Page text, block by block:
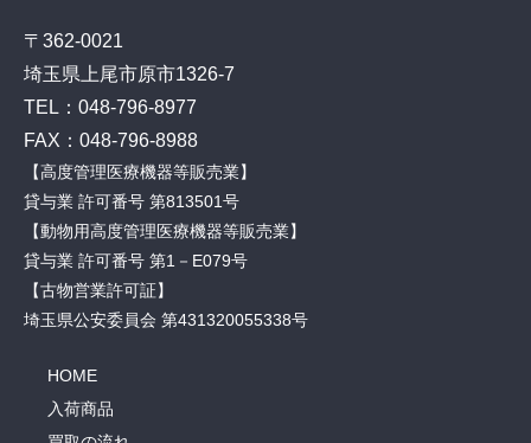
〒362-0021
埼玉県上尾市原市1326-7
TEL： 048-796-8977
FAX：048-796-8988
【高度管理医療機器等販売業】
貸与業 許可番号 第813501号
【動物用高度管理医療機器等販売業】
貸与業 許可番号 第1－E079号
【古物営業許可証】
埼玉県公安委員会 第431320055338号
HOME
入荷商品